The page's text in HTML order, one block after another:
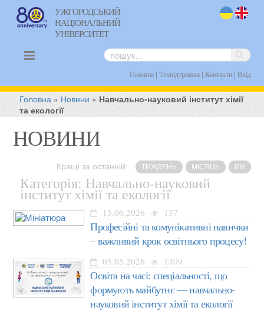
УЖГОРОДСЬКИЙ
НАЦІОНАЛЬНИЙ
УНІВЕРСИТЕТ
Головна| Техпідтримка| Контакти| Вхід
Головна » Новини » Навчально-науковий інститут хімії
та екології
НОВИНИ
Кращі за останній: ТИЖДЕНЬ МІСЯЦЬ РІК
Категорія: Навчально-науковий
інститут хімії та екології
15.06.2026 137
Професійні та комунікативні навички
‒ важливий крок освітнього процесу!
05.05.2026 1409
Освіта на часі: спеціальності, що
формують майбутнє — навчально-
науковий інститут хімії та екології